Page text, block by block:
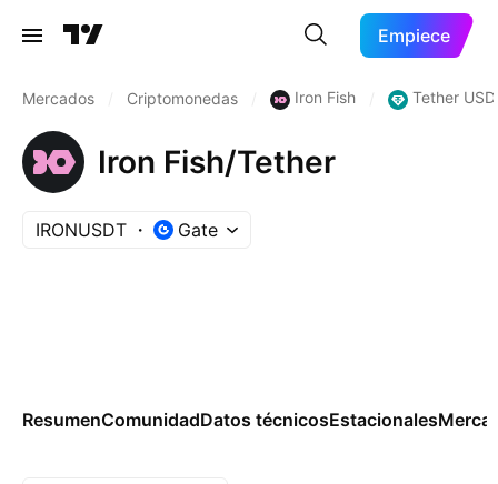
Empiece
Mercados Criptomonedas Iron Fish Tether
Iron Fish/Tether
IRONUSDT Gate
ResumenComunidadDatos técnicosEstacionales